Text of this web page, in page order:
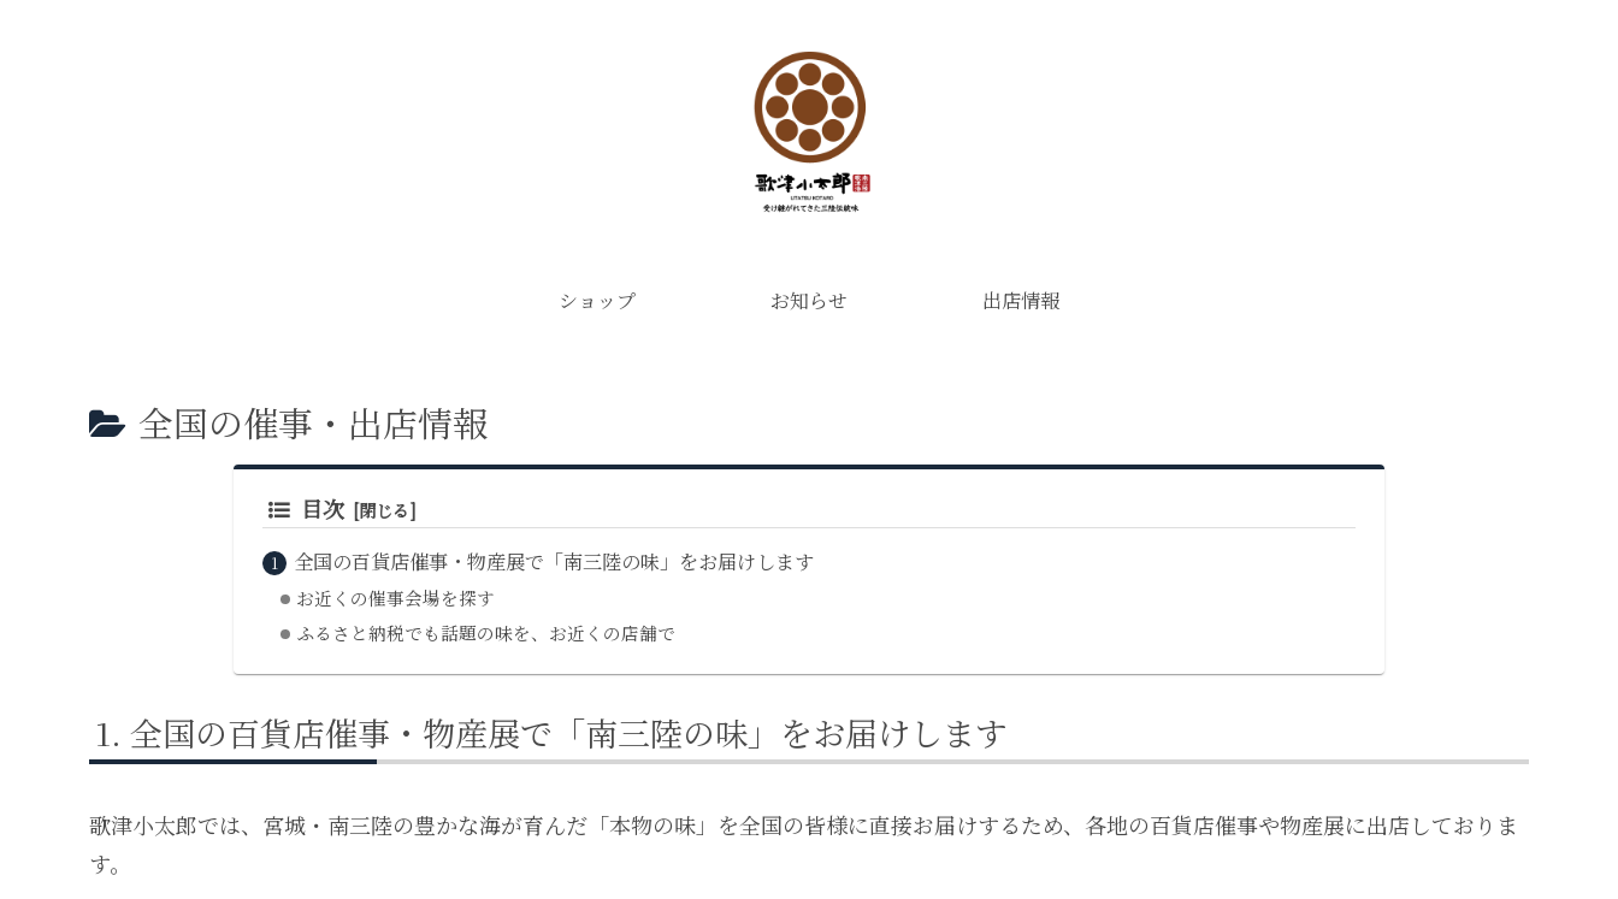
ショップ お知らせ 出店情報
全国の催事・出店情報
目次
全国の百貨店催事・物産展で「南三陸の味」をお届けします
お近くの催事会場を探す
ふるさと納税でも話題の味を、お近くの店舗で
全国の百貨店催事・物産展で「南三陸の味」をお届けします
歌津小太郎では、宮城・南三陸の豊かな海が育んだ「本物の味」を全国の皆様に直接お届けするため、各地の百貨店催事や物産展に出店しておりま
す。